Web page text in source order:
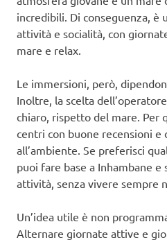
incredibili. Di conseguenza, è
attività e socialità, con
mare e relax.
Le immersioni, però,
Inoltre, la scelta
chiaro, rispetto del mare. Per
centri con buone recensioni e
all’ambiente. Se preferisci
puoi fare base a Inhambane
attività, senza vivere sempre
Un’idea utile è non
Alternare giornate attive e